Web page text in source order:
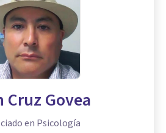
Cruz Govea
en Psicología